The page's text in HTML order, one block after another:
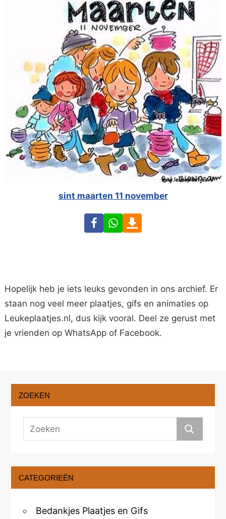
sint maarten 11 november
FacebookWhatsApp
Hopelijk heb je iets leuks gevonden in ons archief. Er
staan nog veel meer plaatjes, gifs en animaties op
Leukeplaatjes.nl, dus kijk vooral. Deel ze gerust met
je vrienden op WhatsApp of Facebook.
ZOEKEN
CATEGORIEËN
Bedankjes Plaatjes en Gifs